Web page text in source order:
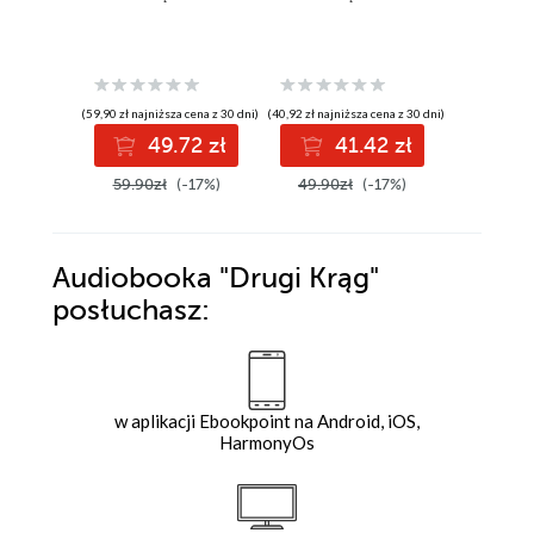
(59,90 zł najniższa cena z 30 dni)
49.72 zł
59.90zł (-17%)
(40,92 zł najniższa cena z 30 dni)
41.42 zł
49.90zł (-17%)
Audiobooka "Drugi Krąg"
posłuchasz:
w aplikacji Ebookpoint na Android, iOS,
HarmonyOs